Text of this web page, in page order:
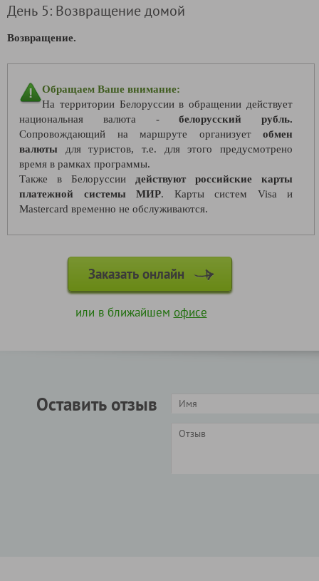
День 5: Возвращение домой
Возвращение.
Обращаем Ваше внимание:
На территории Белоруссии в обращении действует
национальная валюта -белорусский рубль.
Сопровождающий на маршруте организует обмен
валюты для туристов, т.е. для этого предусмотрено
время в рамках программы.
Также в Белоруссии действуют российские карты
платежной системы МИР. Карты систем Visa и
Mastercard временно не обслуживаются.
Заказать онлайн
или в ближайшем офисе
Оставить отзыв